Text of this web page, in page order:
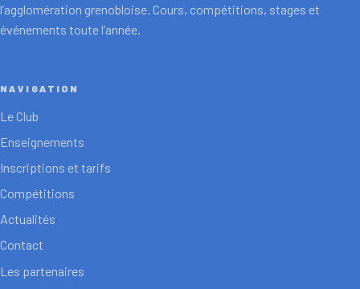
l’agglomération grenobloise. Cours, compétitions, stages et
événements toute l’année.
NAVIGATION
Le Club
Enseignements
Inscriptions et tarifs
Compétitions
Actualités
Contact
Les partenaires